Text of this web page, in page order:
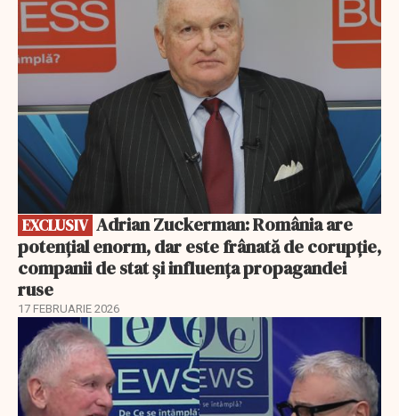
EXCLUSIV
potențial enorm, dar este frânată de corupție,
companii de stat și influența propagandei
ruse
17 FEBRUARIE 2026
EXCLUSIV